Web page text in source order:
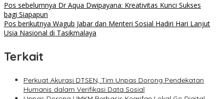
Pos sebelumnya Dr Aqua Dwipayana: Kreativitas Kunci Sukses
bagi Siapapun
Pos berikutnya Wagub Jabar dan Menteri Sosial Hadiri Hari Lanjut
Usia Nasional di Tasikmalaya
Terkait
Perkuat Akurasi DTSEN, Tim Unpas Dorong Pendekatan
Humanis dalam Verifikasi Data Sosial